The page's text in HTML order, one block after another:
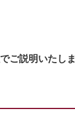
ご説明いたし